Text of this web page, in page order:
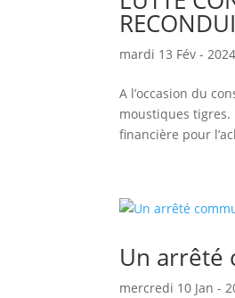
mardi 13 Fév - 2024
A l’occasion du
moustiques tigres.
financière pour
Un arrêté
mercredi 10 Jan -